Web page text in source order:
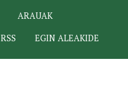
ARAUAK
RSS EGIN ALEAKIDE